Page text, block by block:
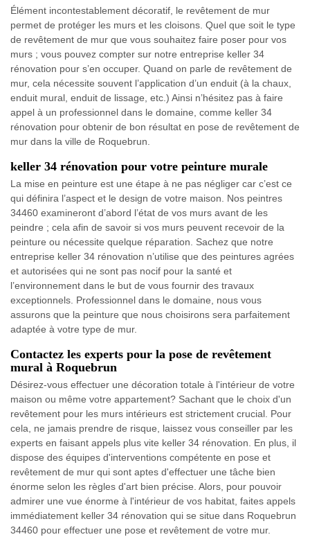
Élément incontestablement décoratif, le revêtement de mur
permet de protéger les murs et les cloisons. Quel que soit le type
de revêtement de mur que vous souhaitez faire poser pour vos
murs ; vous pouvez compter sur notre entreprise keller 34
rénovation pour s’en occuper. Quand on parle de revêtement de
mur, cela nécessite souvent l’application d’un enduit (à la chaux,
enduit mural, enduit de lissage, etc.) Ainsi n’hésitez pas à faire
appel à un professionnel dans le domaine, comme keller 34
rénovation pour obtenir de bon résultat en pose de revêtement de
mur dans la ville de Roquebrun.
keller 34 rénovation pour votre peinture murale
La mise en peinture est une étape à ne pas négliger car c’est ce
qui définira l’aspect et le design de votre maison. Nos peintres
34460 examineront d’abord l’état de vos murs avant de les
peindre ; cela afin de savoir si vos murs peuvent recevoir de la
peinture ou nécessite quelque réparation. Sachez que notre
entreprise keller 34 rénovation n’utilise que des peintures agrées
et autorisées qui ne sont pas nocif pour la santé et
l’environnement dans le but de vous fournir des travaux
exceptionnels. Professionnel dans le domaine, nous vous
assurons que la peinture que nous choisirons sera parfaitement
adaptée à votre type de mur.
Contactez les experts pour la pose de revêtement
mural à Roquebrun
Désirez-vous effectuer une décoration totale à l'intérieur de votre
maison ou même votre appartement? Sachant que le choix d'un
revêtement pour les murs intérieurs est strictement crucial. Pour
cela, ne jamais prendre de risque, laissez vous conseiller par les
experts en faisant appels plus vite keller 34 rénovation. En plus, il
dispose des équipes d'interventions compétente en pose et
revêtement de mur qui sont aptes d'effectuer une tâche bien
énorme selon les règles d'art bien précise. Alors, pour pouvoir
admirer une vue énorme à l'intérieur de vos habitat, faites appels
immédiatement keller 34 rénovation qui se situe dans Roquebrun
34460 pour effectuer une pose et revêtement de votre mur.